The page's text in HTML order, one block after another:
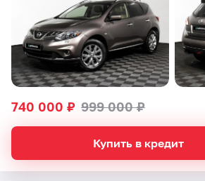
740 000 ₽ 999 000 ₽
Купить в кредит